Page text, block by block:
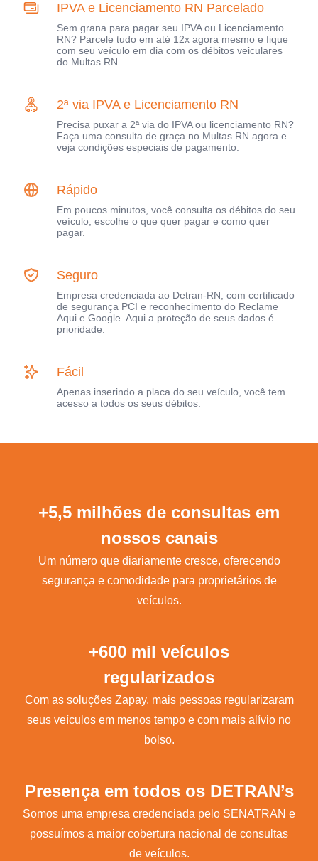
IPVA e Licenciamento RN Parcelado
Sem grana para pagar seu IPVA ou Licenciamento
RN? Parcele tudo em até 12x agora mesmo e fique
com seu veículo em dia com os débitos veiculares
do Multas RN.
2ª via IPVA e Licenciamento RN
Precisa puxar a 2ª via do IPVA ou licenciamento RN?
Faça uma consulta de graça no Multas RN agora e
veja condições especiais de pagamento.
Rápido
Em poucos minutos, você consulta os débitos do seu
veículo, escolhe o que quer pagar e como quer
pagar.
Seguro
Empresa credenciada ao Detran-RN, com certificado
de segurança PCI e reconhecimento do Reclame
Aqui e Google. Aqui a proteção de seus dados é
prioridade.
Fácil
Apenas inserindo a placa do seu veículo, você tem
acesso a todos os seus débitos.
+5,5 milhões de consultas em
nossos canais
Um número que diariamente cresce, oferecendo
segurança e comodidade para proprietários de
veículos.
+600 mil veículos
regularizados
Com as soluções Zapay, mais pessoas regularizaram
seus veículos em menos tempo e com mais alívio no
bolso.
Presença em todos os DETRAN’s
Somos uma empresa credenciada pelo SENATRAN e
possuímos a maior cobertura nacional de consultas
de veículos.